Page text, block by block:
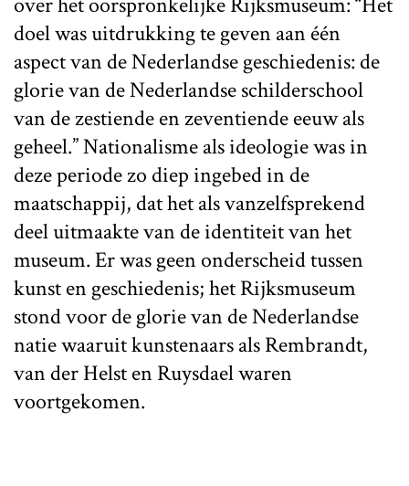
doel was uitdrukking te geven aan één
aspect van de Nederlandse geschiedenis: de
glorie van de Nederlandse schilderschool
van de zestiende en zeventiende eeuw als
geheel.” Nationalisme als ideologie was in
deze periode zo diep ingebed in de
maatschappij, dat het als vanzelfsprekend
deel uitmaakte van de identiteit van het
museum. Er was geen onderscheid tussen
kunst en geschiedenis; het Rijksmuseum
stond voor de glorie van de Nederlandse
natie waaruit kunstenaars als Rembrandt,
van der Helst en Ruysdael waren
voortgekomen.